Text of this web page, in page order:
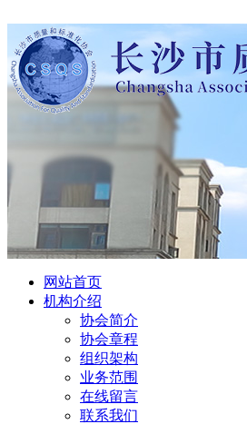
网站首页
机构介绍
协会简介
协会章程
组织架构
业务范围
在线留言
联系我们